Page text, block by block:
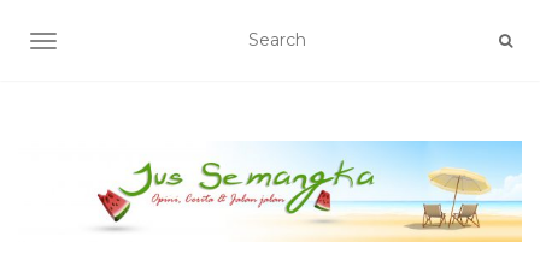
TOGGLE NAVIGATION